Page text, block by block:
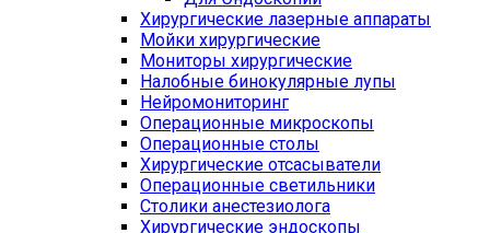
Хирургические лазерные аппараты
Мойки хирургические
Мониторы хирургические
Налобные бинокулярные лупы
Нейромониторинг
Операционные микроскопы
Операционные столы
Хирургические отсасыватели
Операционные светильники
Столики анестезиолога
Хирургические эндоскопы